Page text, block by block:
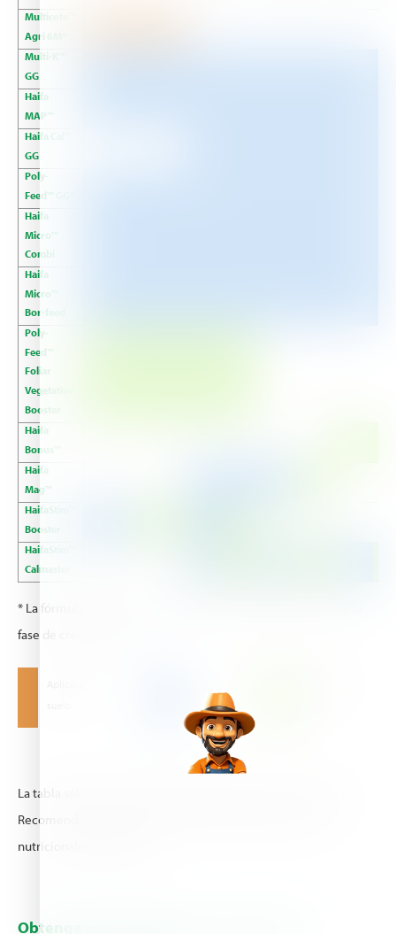
Multicote™
Agri 6M*
Multi-K™
GG
Haifa
MAP™
Haifa Cal™
GG
Poly-
Feed™ GG*
Haifa
Micro™
Combi
Haifa
Micro™
Bor-feed
Poly-
Feed™
Foliar
Vegetative
Booster
Haifa
Bonus™
Haifa
Mag™
HaifaStim™
Booster
HaifaStim™
Calmaster
* La fórmula debe determinarse en función de la condición y la
fase de crecimiento
Nutrigación
La tabla sólo ofrece indicaciones generales. Vaya a la sección
Recomendaciones de fertilización para obtener fórmulas
nutricionales detalladas.
Obtenga recomendaciones detalladas de